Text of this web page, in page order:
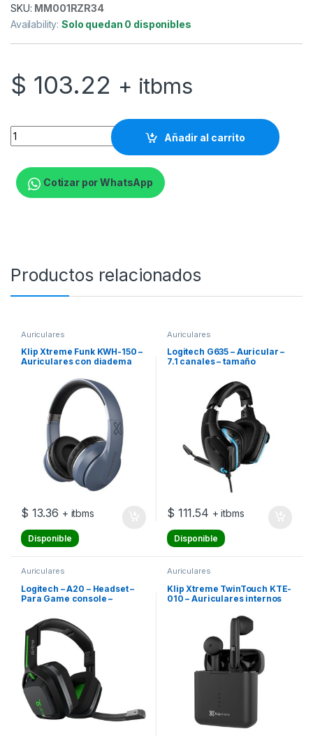
SKU: MM001RZR34
Availability:Solo quedan 0 disponibles
$ 103.22 + itbms
Razer Barracuda X - Auricular - tamaño completo -
Añadir al carrito
Cotizar por WhatsApp
Productos relacionados
Auriculares
Klip Xtreme Funk KWH-150 –
Auriculares con diadema
Bluetooth – inalámbrico,
cableado – conector de 3,5
mm – azul
$ 13.36 + itbms
Disponible
Auriculares
Logitech G635 – Auricular –
7.1 canales – tamaño
conector de 3,5 mm
$ 111.54 + itbms
Disponible
Auriculares
Logitech – A20 – Headset –
Para Game console –
Auriculares
Klip Xtreme TwinTouch KTE-
010 – Auriculares internos
Bluetooth – inalámbrico –